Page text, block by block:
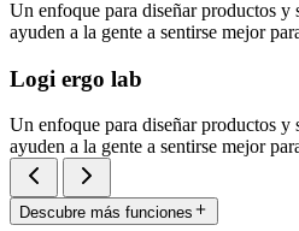
Un enfoque para diseñar productos y
ayuden a la gente a sentirse mejor
Logi ergo lab
Un enfoque para diseñar productos y
ayuden a la gente a sentirse mejor
Descubre más funciones